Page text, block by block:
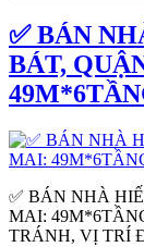
✅ BÁN
BÁT,
✅ BÁN NHÀ
MAI:
TRÁNH, VỊ TRÍ